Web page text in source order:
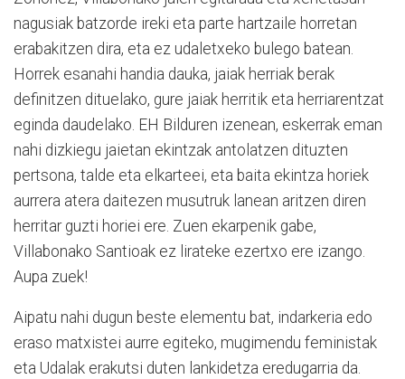
nagusiak batzorde ireki eta parte hartzaile horretan
erabakitzen dira, eta ez udaletxeko bulego batean.
Horrek esanahi handia dauka, jaiak herriak berak
definitzen dituelako, gure jaiak herritik eta herriarentzat
eginda daudelako. EH Bilduren izenean, eskerrak eman
nahi dizkiegu jaietan ekintzak antolatzen dituzten
pertsona, talde eta elkarteei, eta baita ekintza horiek
aurrera atera daitezen musutruk lanean aritzen diren
herritar guzti horiei ere. Zuen ekarpenik gabe,
Villabonako Santioak ez lirateke ezertxo ere izango.
Aupa zuek!
Aipatu nahi dugun beste elementu bat, indarkeria edo
eraso matxistei aurre egiteko, mugimendu feministak
eta Udalak erakutsi duten lankidetza eredugarria da.